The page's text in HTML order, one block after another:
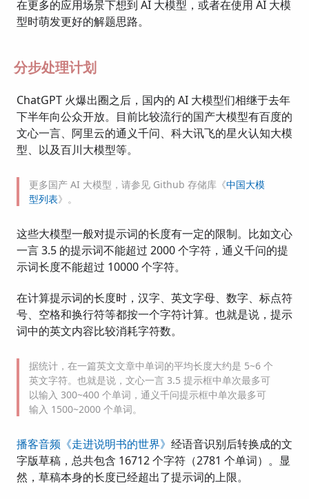
在更多的应用场景下想到 AI 大模型，或者在使用 AI 大模
型时萌发更好的解题思路。
分步处理计划
ChatGPT 火爆出圈之后，国内的 AI 大模型们相继于去年
下半年向公众开放。目前比较流行的国产大模型有百度的
文心一言、阿里云的通义千问、科大讯飞的星火认知大模
型、以及百川大模型等。
更多国产 AI 大模型，请参见 Github 存储库《中国大模
型列表》。
这些大模型一般对提示词的长度有一定的限制。比如文心
一言 3.5 的提示词不能超过 2000 个字符，通义千问的提
示词长度不能超过 10000 个字符。
在计算提示词的长度时，汉字、英文字母、数字、标点符
号、空格和换行符等都按一个字符计算。也就是说，提示
词中的英文内容比较消耗字符数。
据统计，在一篇英文文章中单词的平均长度大约是 5~6 个
英文字符。也就是说，文心一言 3.5 提示框中单次最多可
以输入 300~400 个单词，通义千问提示框中单次最多可
输入 1500~2000 个单词。
播客音频《走进说明书的世界》 经语音识别后转换成的文
字版草稿，总共包含 16712 个字符（2781 个单词）。显
然，草稿本身的长度已经超出了提示词的上限。